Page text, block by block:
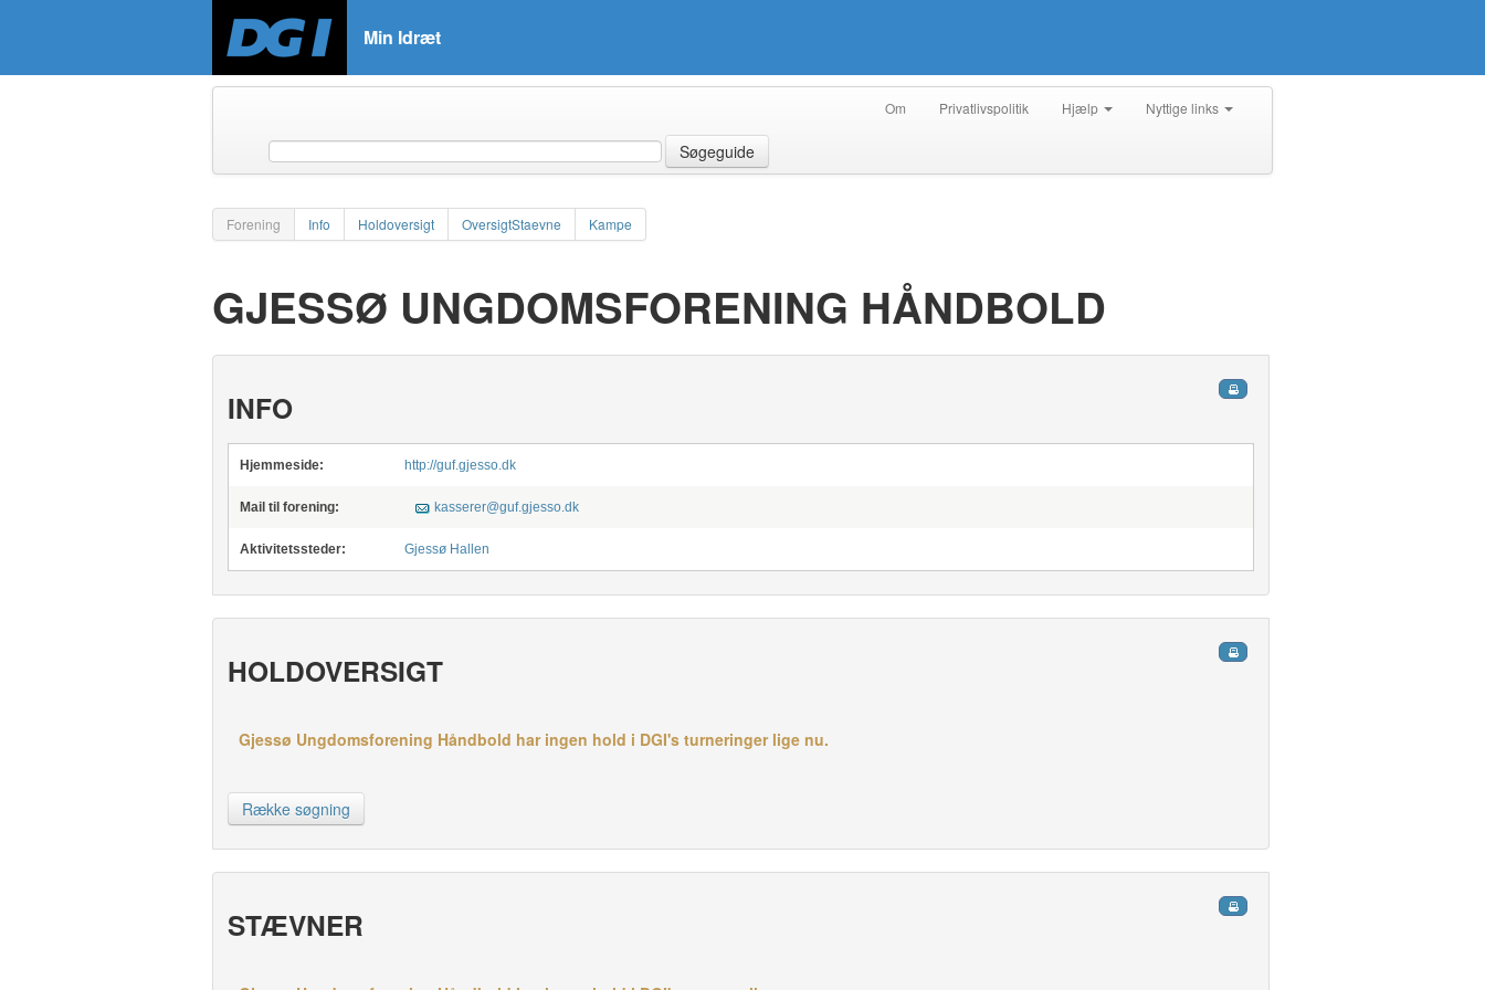
Min Idræt
Om Privatlivspolitik Hjælp Nyttige links
Søgeguide
Forening Info Holdoversigt OversigtStaevne Kampe
GJESSØ UNGDOMSFORENING HÅNDBOLD
INFO
Hjemmeside: http://guf.gjesso.dk
Mail til forening: kasserer@guf.gjesso.dk
Aktivitetssteder: Gjessø Hallen
HOLDOVERSIGT
Gjessø Ungdomsforening Håndbold har ingen hold i DGI's turneringer lige nu.
Række søgning
STÆVNER